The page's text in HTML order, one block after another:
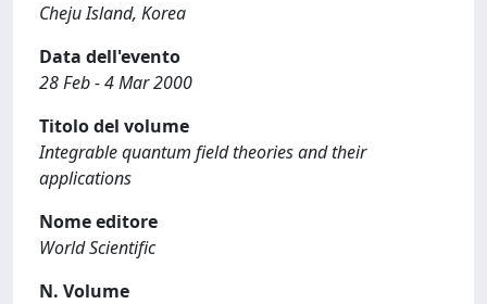
Cheju Island, Korea
Data dell'evento
28 Feb - 4 Mar 2000
Titolo del volume
Integrable quantum field theories and their
applications
Nome editore
World Scientific
N. Volume